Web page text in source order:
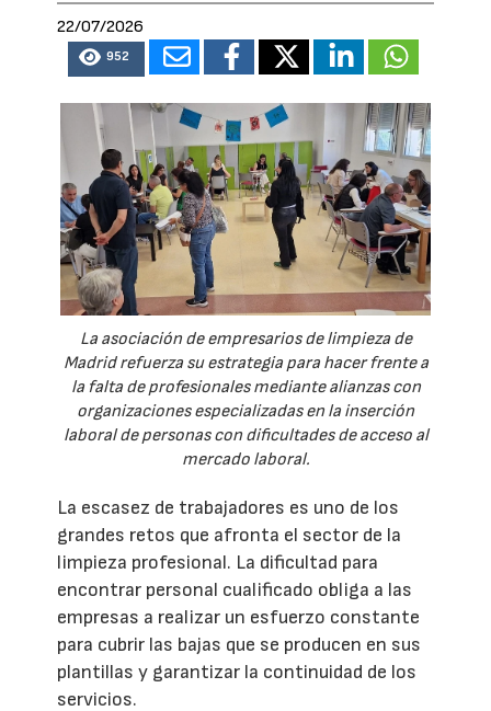
22/07/2026
952
La asociación de empresarios de limpieza de
Madrid refuerza su estrategia para hacer frente a
la falta de profesionales mediante alianzas con
organizaciones especializadas en la inserción
laboral de personas con dificultades de acceso al
mercado laboral.
La escasez de trabajadores es uno de los
grandes retos que afronta el sector de la
limpieza profesional. La dificultad para
encontrar personal cualificado obliga a las
empresas a realizar un esfuerzo constante
para cubrir las bajas que se producen en sus
plantillas y garantizar la continuidad de los
servicios.